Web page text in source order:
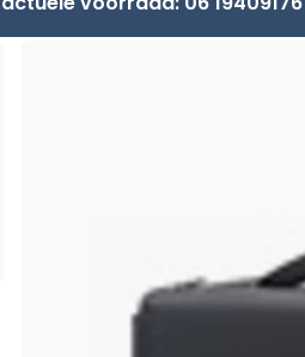
261032 Davidt's Zwart